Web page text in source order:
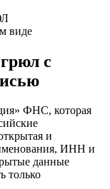
виде
с
ФНС, которая
и
ИНН и
данные
только